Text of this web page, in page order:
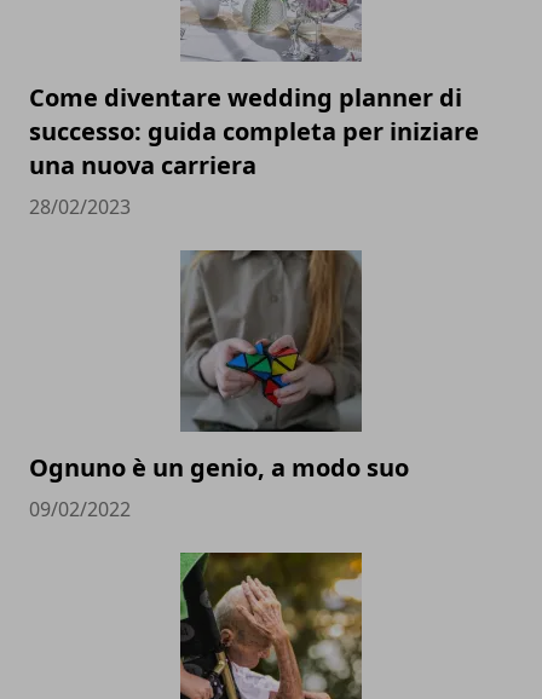
Come diventare wedding planner di
successo: guida completa per iniziare
una nuova carriera
28/02/2023
Ognuno è un genio, a modo suo
09/02/2022